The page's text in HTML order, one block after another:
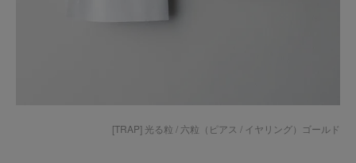
[TRAP] 光る粒 / 六粒（ピアス / イヤリング）ゴールド